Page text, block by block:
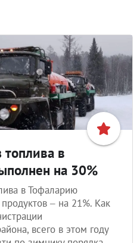
в
на 30%
в Тофаларию
– на 21%. Как
всего в этом году